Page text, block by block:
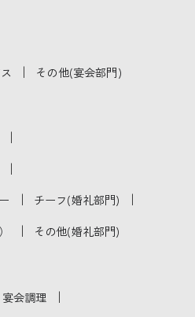
｜ その他(宴会部門)
｜
｜
｜ チーフ(婚礼部門) ｜
｜ その他(婚礼部門)
宴会調理 ｜